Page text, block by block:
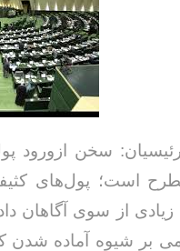
رئیسیان: سخن ازورود
است؛ پول‌های کثیفی
از سوی آگاهان
بر شیوه آماده شدن